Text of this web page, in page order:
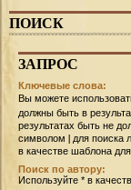
ПОИСК
ЗАПРОС
Ключевые слова:
Вы можете
должны быть в
результатах быть не
символом | для поиска
в качестве шаблона
Поиск по автору:
Используйте * в